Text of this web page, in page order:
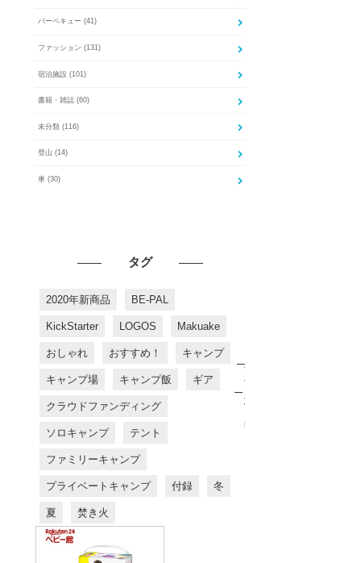
バーベキュー (41)
ファッション (131)
宿泊施設 (101)
書籍・雑誌 (60)
未分類 (116)
登山 (14)
車 (30)
タグ
2020年新商品 BE-PAL
KickStarter LOGOS Makuake
おしゃれ おすすめ！ キャンプ
キャンプ場 キャンプ飯 ギア
クラウドファンディング
ソロキャンプ テント
ファミリーキャンプ
プライベートキャンプ 付録 冬
夏 焚き火
す
す
め
商
品